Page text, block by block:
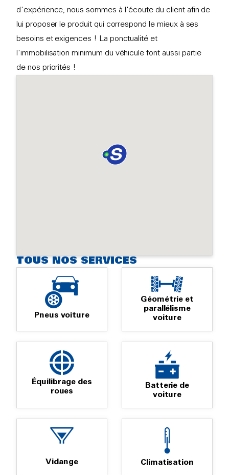
d'expérience, nous sommes à l'écoute du client afin de
lui proposer le produit qui correspond le mieux à ses
besoins et exigences ! La ponctualité et
l'immobilisation minimum du véhicule font aussi partie
de nos priorités !
TOUS NOS SERVICES
Pneus voiture
Géométrie et
parallélisme
voiture
Équilibrage des
roues
Batterie de
voiture
Vidange Climatisation